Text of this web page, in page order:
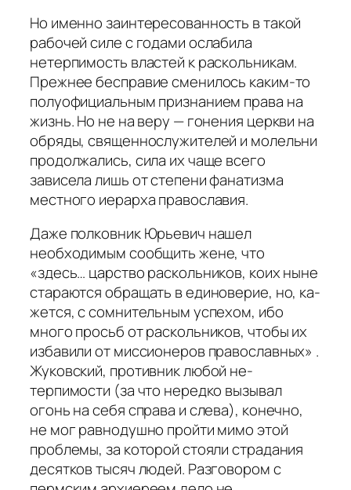
Но именно заинтересованность в такой
рабочей силе с годами ослабила
нетерпимость властей к раскольникам.
Прежнее бесправие сменилось каким-то
полуофициальным признанием права на
жизнь. Но не на веру — гонения церкви на
обряды, священнослужителей и молельни
продолжались, сила их чаще всего
зависела лишь от степени фанатизма
местного иерарха православия.
Даже полковник Юрьевич нашел
необходимым сообщить жене, что
«здесь… царство раскольников, коих ныне
стараются обращать в единоверие, но, ка­
жется, с сомнительным успехом, ибо
много просьб от раскольников, чтобы их
избавили от миссионеров православных» .
Жуковский, противник любой не­
терпимости (за что нередко вызывал
огонь на себя справа и слева), конечно,
не мог равнодушно пройти мимо этой
проблемы, за которой стояли страдания
десятков тысяч людей. Разговором с